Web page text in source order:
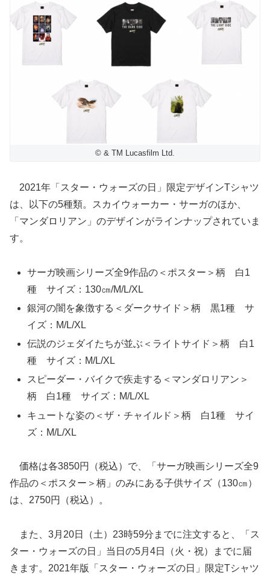
© & TM Lucasfilm Ltd.
2021年「スター・ウォーズの日」限定デザインTシャツ
は、以下の5種類。スカイウォーカー・サーガのほか、
「マンダロリアン」のデザインがラインナップされていま
す。
サーガ映画シリーズ全9作品の＜ポスター＞柄 白1
種 サイズ：130㎝/M/L/XL
銀河の闇を象徴する＜ダークサイド＞柄 黒1種 サ
イズ：M/L/XL
伝説のジェダイたちが並ぶ＜ライトサイド＞柄 白1
種 サイズ：M/L/XL
スピーダー・バイクで疾走する＜マンダロリアン＞
柄 白1種 サイズ：M/L/XL
キュートな姿の＜ザ・チャイルド＞柄 白1種 サイ
ズ：M/L/XL
価格は各3850円（税込）で、「サーガ映画シリーズ全9
作品の＜ポスター＞柄」のみにある子供サイズ（130㎝）
は、2750円（税込）。
また、3月20日（土）23時59分までに注文すると、「ス
ター・ウォーズの日」当日の5月4日（火・祝）までに届
きます。2021年版「スター・ウォーズの日」限定Tシャツ